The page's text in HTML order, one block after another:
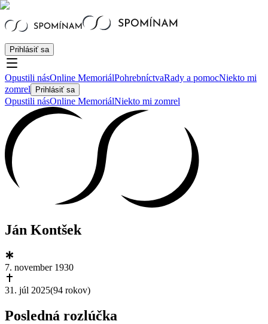
Prihlásiť sa
Opustili násOnline MemoriálPohrebníctvaRady a pomocNiekto mi
zomrel
Prihlásiť sa
Opustili násOnline MemoriálNiekto mi zomrel
Ján Kontšek
7. november 1930
31. júl 2025(94 rokov)
Posledná rozlúčka